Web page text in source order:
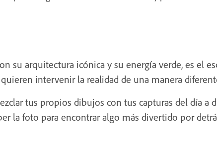
su arquitectura icónica y su energía verde, es el
intervenir la realidad de una manera
tus propios dibujos con tus capturas del día a
la foto para encontrar algo más divertido por